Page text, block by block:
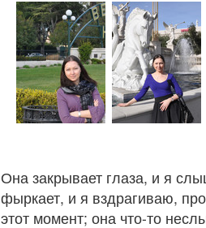
Она закрывает глаза, и я
фыркает, и я вздрагиваю,
этот момент; она что-то